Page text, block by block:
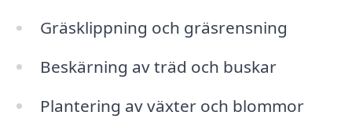
Gräsklippning och gräsrensning
Beskärning av träd och buskar
Plantering av växter och blommor